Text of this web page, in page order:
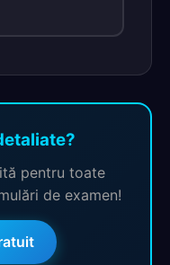
pentru toate
de examen!